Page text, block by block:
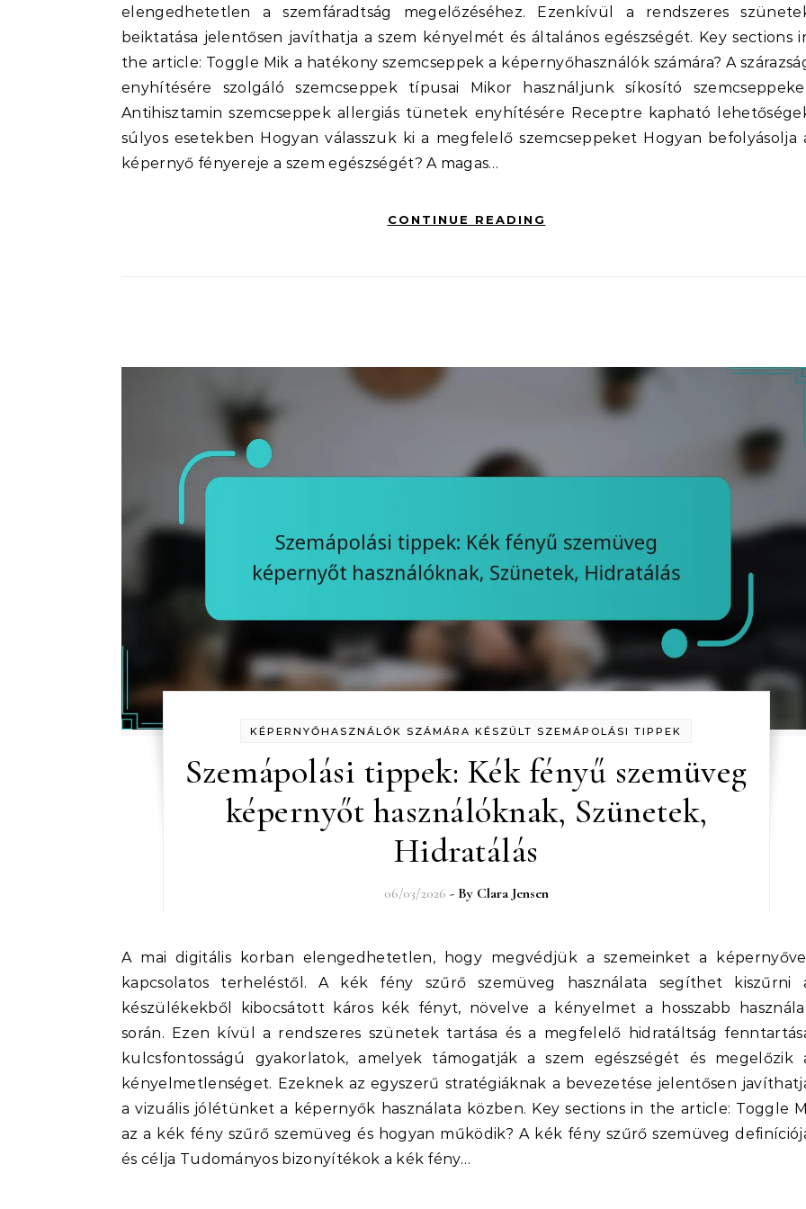
elengedhetetlen a szemfáradtság megelőzéséhez. Ezenkívül a rendszeres
beiktatása jelentősen javíthatja a szem kényelmét és általános egészségét. Key sections
the article: Toggle Mik a hatékony szemcseppek a képernyőhasználók számára? A
enyhítésére szolgáló szemcseppek típusai Mikor használjunk síkosító
Antihisztamin szemcseppek allergiás tünetek enyhítésére Receptre kapható
súlyos esetekben Hogyan válasszuk ki a megfelelő szemcseppeket Hogyan befolyásolja
képernyő fényereje a szem egészségét? A magas…
CONTINUE READING
KÉPERNYŐHASZNÁLÓK SZÁMÁRA KÉSZÜLT SZEMÁPOLÁSI TIPPEK
Szemápolási tippek: Kék fényű szemüveg
képernyőt használóknak, Szünetek,
Hidratálás
06/03/2026 - By Clara Jensen
A mai digitális korban elengedhetetlen, hogy megvédjük a szemeinket a képernyővel
kapcsolatos terheléstől. A kék fény szűrő szemüveg használata segíthet kiszűrni
készülékekből kibocsátott káros kék fényt, növelve a kényelmet a hosszabb
során. Ezen kívül a rendszeres szünetek tartása és a megfelelő hidratáltság
kulcsfontosságú gyakorlatok, amelyek támogatják a szem egészségét és megelőzik
kényelmetlenséget. Ezeknek az egyszerű stratégiáknak a bevezetése jelentősen
a vizuális jólétünket a képernyők használata közben. Key sections in the article: Toggle
az a kék fény szűrő szemüveg és hogyan működik? A kék fény szűrő szemüveg
és célja Tudományos bizonyítékok a kék fény…